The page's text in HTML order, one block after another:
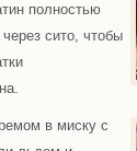
полностью
сито, чтобы
в миску с